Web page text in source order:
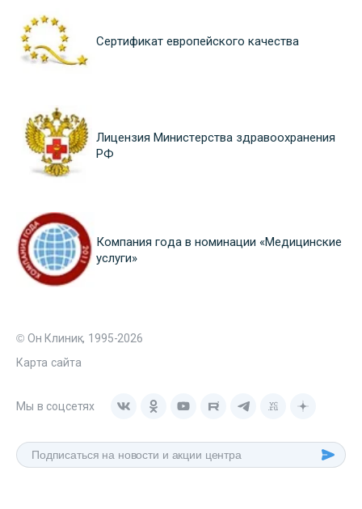
Сертификат европейского качества
Лицензия Министерства здравоохранения
РФ
Компания года в номинации «Медицинские
услуги»
© Он Клиник, 1995-2026
Карта сайта
Мы в соцсетях